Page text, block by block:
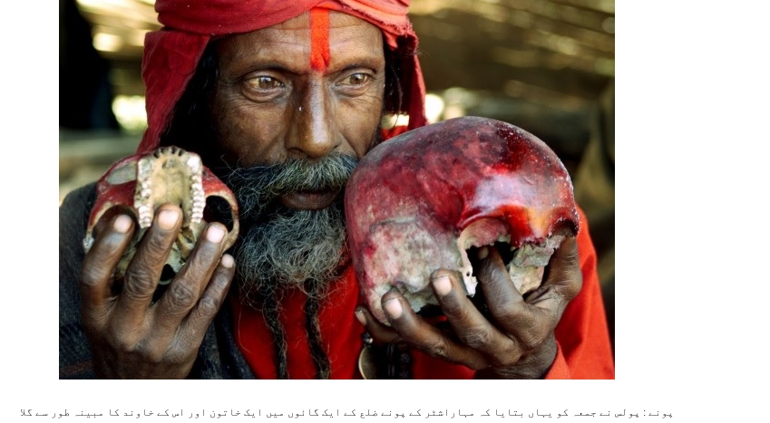
پونے : پولس نے جمعہ کو یہاں بتایا کہ مہاراشٹر کے پونے ضلع کے ایک گائوں میں ایک خاتون اور اس کے خاوند کا مبینہ طور سے گلا